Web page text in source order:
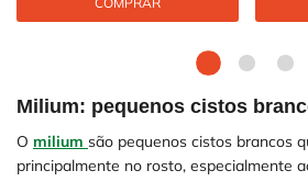
Milium: pequenos cistos
O milium são pequenos cistos brancos
principalmente no rosto, especialmente